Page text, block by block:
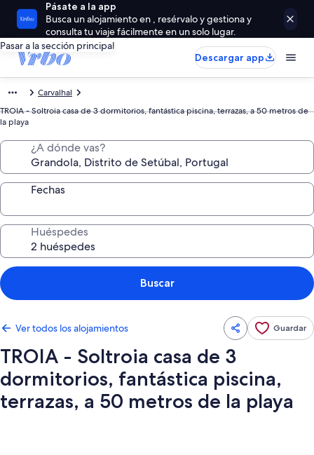
Pásate a la app
Busca un alojamiento en , resérvalo y gestiona y
consulta tu viaje fácilmente en un solo lugar.
Pasar a la sección principal
Descargar app
Carvalhal
TROIA - Soltroia casa de 3 dormitorios, fantástica piscina, terrazas, a 50 metros de
la playa
¿A dónde vas?
Fechas
Huéspedes
Buscar
Ver todos los alojamientos Guardar
TROIA - Soltroia casa de 3
dormitorios, fantástica piscina,
terrazas, a 50 metros de la playa